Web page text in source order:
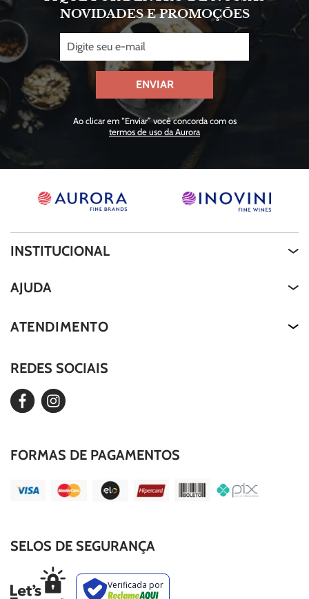
NOVIDADES E PROMOÇÕES
ENVIAR
Ao clicar em “Enviar” você concorda com os
termos de uso da Aurora
INSTITUCIONAL
Quem Somos
Nossa História
AJUDA
Termos de Uso
Editar Cookies
Duvidas Frequentes
ATENDIMENTO
REDES SOCIAIS
FORMAS DE PAGAMENTOS
SELOS DE SEGURANÇA